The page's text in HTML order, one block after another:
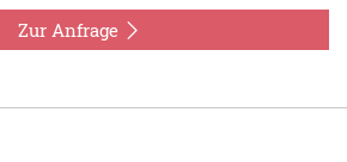
Zur Anfrage